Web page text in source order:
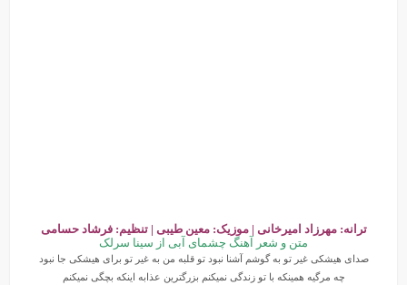
ترانه: مهرزاد امیرخانی | موزیک: معین طیبی | تنظیم: فرشاد حسامی
متن و شعر آهنگ چشمای آبی از سینا سرلک
صدای هیشکی غیر تو به گوشم آشنا نبود تو قلبه من به غیر تو برای هیشکی جا نبود
چه مرگیه همینکه با تو زندگی نمیکنم بزرگترین عذابه اینکه بچگی نمیکنم